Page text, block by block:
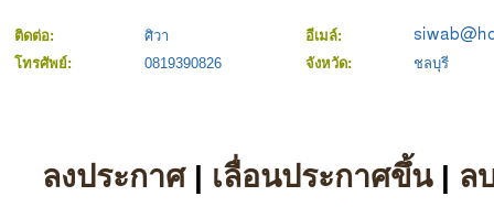
ติดต่อ: ศิวา
อีเมล์:
โทรศัพย์:
0819390826 จังหวัด: ชลบุรี
ลงประกาศ| เลื่อนประกาศขึ้น| ล